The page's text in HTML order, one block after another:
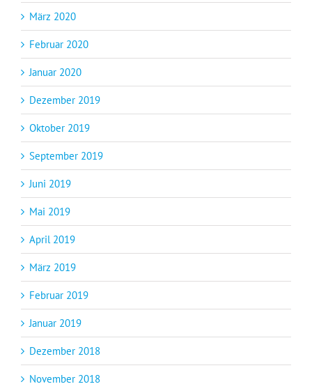
März 2020
Februar 2020
Januar 2020
Dezember 2019
Oktober 2019
September 2019
Juni 2019
Mai 2019
April 2019
März 2019
Februar 2019
Januar 2019
Dezember 2018
November 2018